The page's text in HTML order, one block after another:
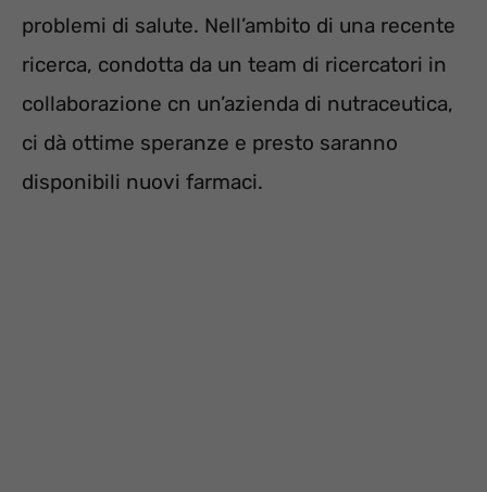
problemi di salute. Nell’ambito di una recente
ricerca, condotta da un team di ricercatori in
collaborazione cn un’azienda di nutraceutica,
ci dà ottime speranze e presto saranno
disponibili nuovi farmaci.